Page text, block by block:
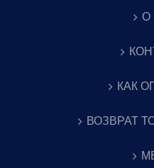
О
КАК
ВОЗВРАТ